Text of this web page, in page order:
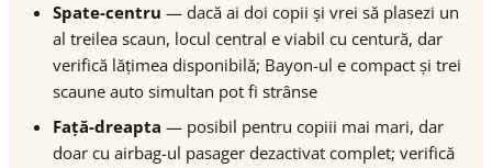
Spate-centru — dacă ai doi copii și vrei să plasezi un
al treilea scaun, locul central e viabil cu centură, dar
verifică lățimea disponibilă; Bayon-ul e compact și trei
scaune auto simultan pot fi strânse
Față-dreapta — posibil pentru copiii mai mari, dar
doar cu airbag-ul pasager dezactivat complet; verifică